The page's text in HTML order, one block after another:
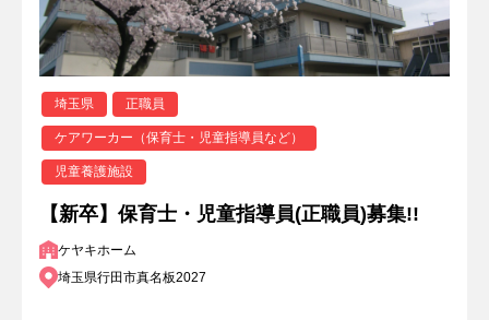
埼玉県 正職員
ケアワーカー（保育士・児童指導員など）
児童養護施設
【新卒】保育士・児童指導員(正職員)募集!!
ケヤキホーム
埼玉県行田市真名板2027